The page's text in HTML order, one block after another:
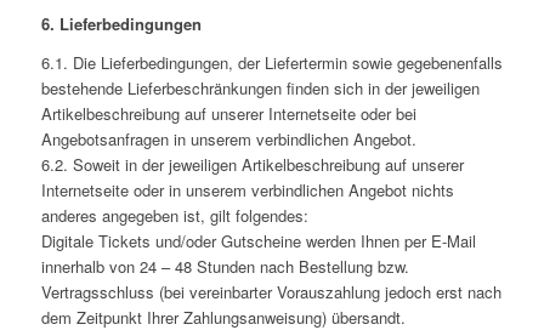
6. Lieferbedingungen
6.1. Die Lieferbedingungen, der Liefertermin sowie gegebenenfalls
bestehende Lieferbeschränkungen finden sich in der jeweiligen
Artikelbeschreibung auf unserer Internetseite oder bei
Angebotsanfragen in unserem verbindlichen Angebot.
6.2. Soweit in der jeweiligen Artikelbeschreibung auf unserer
Internetseite oder in unserem verbindlichen Angebot nichts
anderes angegeben ist, gilt folgendes:
Digitale Tickets und/oder Gutscheine werden Ihnen per E-Mail
innerhalb von 24 – 48 Stunden nach Bestellung bzw.
Vertragsschluss (bei vereinbarter Vorauszahlung jedoch erst nach
dem Zeitpunkt Ihrer Zahlungsanweisung) übersandt.